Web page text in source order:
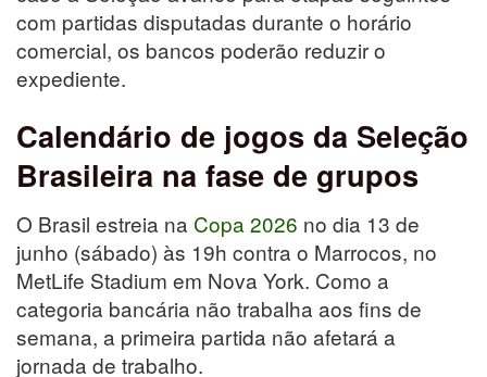
com partidas disputadas durante o horário
comercial, os bancos poderão reduzir o
expediente.
Calendário de jogos da Seleção
Brasileira na fase de grupos
O Brasil estreia na Copa 2026 no dia 13 de
junho (sábado) às 19h contra o Marrocos, no
MetLife Stadium em Nova York. Como a
categoria bancária não trabalha aos fins de
semana, a primeira partida não afetará a
jornada de trabalho.